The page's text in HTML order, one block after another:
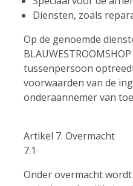
Diensten, zoals
Op de genoemde
tussenpersoon
voorwaarden van de
onderaannemer van
Artikel 7. Overmacht
7.1
Onder overmacht